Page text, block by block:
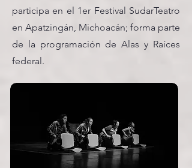
participa en el 1er Festival SudarTeatro
en Apatzingán, Michoacán; forma parte
de la programación de Alas y Raíces
federal.